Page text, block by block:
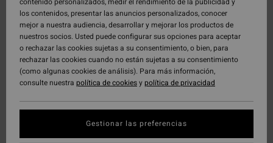
los contenidos, presentar las anuncios personalizados, conocer
mejor a nuestra audiencia, desarrollar y mejorar los productos de
nuestros socios. Usted puede configurar sus opciones para aceptar
o rechazar las cookies sujetas a su consentimiento, o bien, para
rechazar las cookies cuando no están sujetas a su consentimiento
(como algunas cookies de análisis). Para más información,
consulte nuestra política de cookiesypolítica de privacidad
Gestionar las preferencias